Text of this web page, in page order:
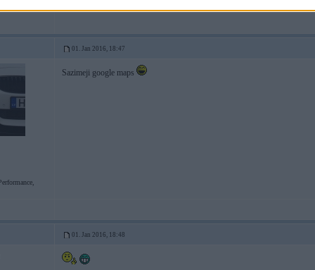
01. Jan 2016, 18:47
Sazimeji google maps
01. Jan 2016, 18:48